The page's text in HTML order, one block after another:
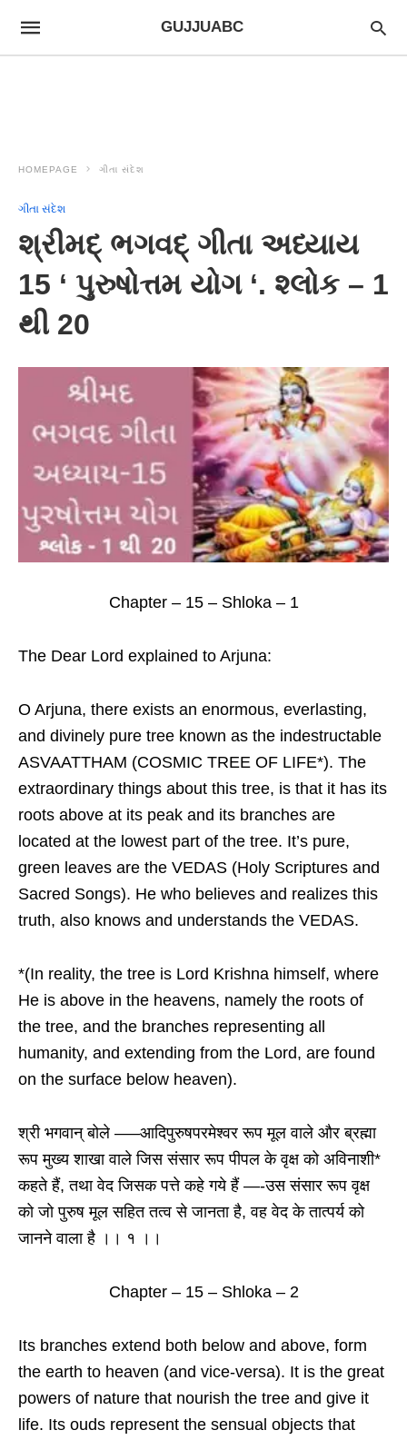
GUJJUABC
HOMEPAGE ગીતા સંદેશ
ગીતા સંદેશ
શ્રીમદ્ ભગવદ્ ગીતા અધ્યાય
15 ‘ પુરુષોત્તમ યોગ ‘. શ્લોક – 1
થી 20
Chapter – 15 – Shloka – 1
The Dear Lord explained to Arjuna:
O Arjuna, there exists an enormous, everlasting,
and divinely pure tree known as the indestructable
ASVAATTHAM (COSMIC TREE OF LIFE*). The
extraordinary things about this tree, is that it has its
roots above at its peak and its branches are
located at the lowest part of the tree. It’s pure,
green leaves are the VEDAS (Holy Scriptures and
Sacred Songs). He who believes and realizes this
truth, also knows and understands the VEDAS.
*(In reality, the tree is Lord Krishna himself, where
He is above in the heavens, namely the roots of
the tree, and the branches representing all
humanity, and extending from the Lord, are found
on the surface below heaven).
श्री भगवान् बोले —–आदिपुरुषपरमेश्वर रूप मूल वाले और ब्रह्मा
रूप मुख्य शाखा वाले जिस संसार रूप पीपल के वृक्ष को अविनाशी*
कहते हैं, तथा वेद जिसक पत्ते कहे गये हैं —-उस संसार रूप वृक्ष
को जो पुरुष मूल सहित तत्व से जानता है, वह वेद के तात्पर्य को
जानने वाला है ।। १ ।।
Chapter – 15 – Shloka – 2
Its branches extend both below and above, form
the earth to heaven (and vice-versa). It is the great
powers of nature that nourish the tree and give it
life. Its ouds represent the sensual objects that